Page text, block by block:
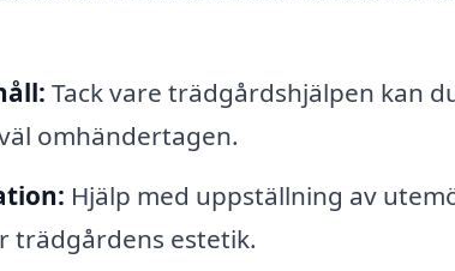
Tack vare trädgårdshjälpen kan
omhändertagen.
Hjälp med uppställning av
trädgårdens estetik.